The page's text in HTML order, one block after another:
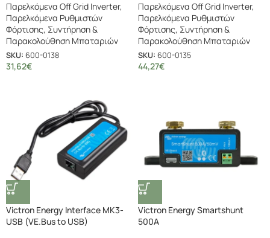
Παρελκόμενα Off Grid Inverter,
Παρελκόμενα Ρυθμιστών
Φόρτισης, Συντήρηση &
Παρακολούθηση Μπαταριών
SKU: 600-0138
31,62€
Παρελκόμενα Off Grid Inverter,
Παρελκόμενα Ρυθμιστών
Φόρτισης, Συντήρηση &
Παρακολούθηση Μπαταριών
SKU: 600-0135
44,27€
Victron Energy Interface MK3-
USB (VE.Bus to USB)
Victron Energy Smartshunt
500A